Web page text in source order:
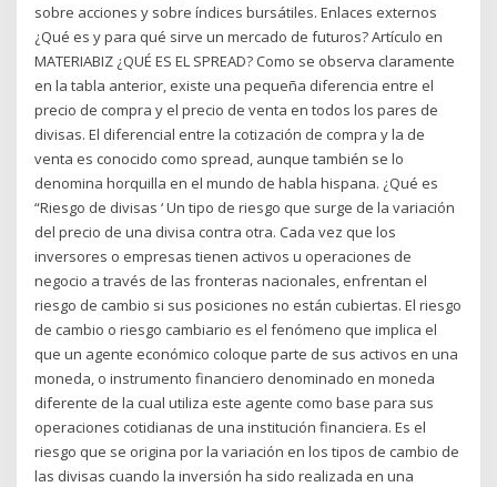
sobre acciones y sobre índices bursátiles. Enlaces externos
¿Qué es y para qué sirve un mercado de futuros? Artículo en
MATERIABIZ ¿QUÉ ES EL SPREAD? Como se observa claramente
en la tabla anterior, existe una pequeña diferencia entre el
precio de compra y el precio de venta en todos los pares de
divisas. El diferencial entre la cotización de compra y la de
venta es conocido como spread, aunque también se lo
denomina horquilla en el mundo de habla hispana. ¿Qué es
“Riesgo de divisas ‘ Un tipo de riesgo que surge de la variación
del precio de una divisa contra otra. Cada vez que los
inversores o empresas tienen activos u operaciones de
negocio a través de las fronteras nacionales, enfrentan el
riesgo de cambio si sus posiciones no están cubiertas. El riesgo
de cambio o riesgo cambiario es el fenómeno que implica el
que un agente económico coloque parte de sus activos en una
moneda, o instrumento financiero denominado en moneda
diferente de la cual utiliza este agente como base para sus
operaciones cotidianas de una institución financiera. Es el
riesgo que se origina por la variación en los tipos de cambio de
las divisas cuando la inversión ha sido realizada en una